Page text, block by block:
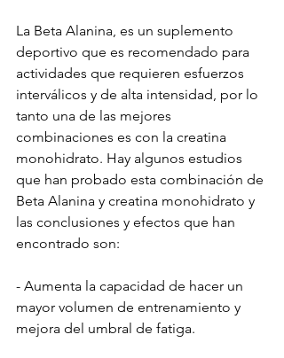
La Beta Alanina, es un suplemento
deportivo que es recomendado para
actividades que requieren esfuerzos
interválicos y de alta intensidad, por lo
tanto una de las mejores
combinaciones es con la creatina
monohidrato. Hay algunos estudios
que han probado esta combinación de
Beta Alanina y creatina monohidrato y
las conclusiones y efectos que han
encontrado son:
- Aumenta la capacidad de hacer un
mayor volumen de entrenamiento y
mejora del umbral de fatiga.